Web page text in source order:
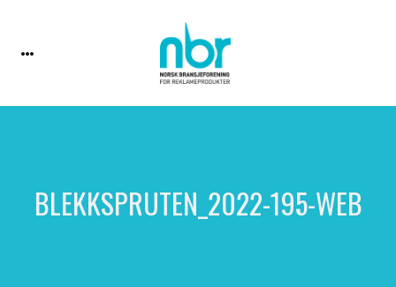
BLEKKSPRUTEN_2022-195-WEB